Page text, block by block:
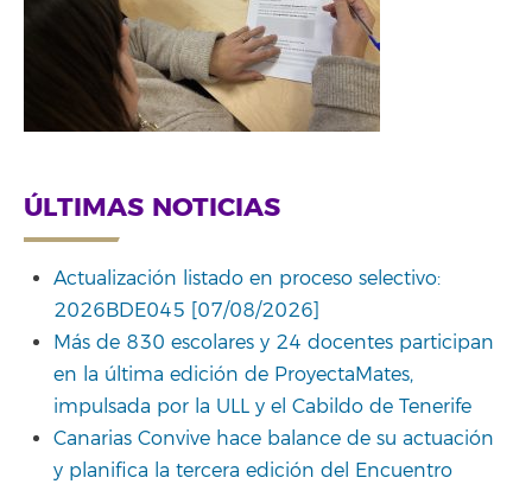
ÚLTIMAS NOTICIAS
Actualización listado en proceso selectivo:
2026BDE045 [07/08/2026]
Más de 830 escolares y 24 docentes participan
en la última edición de ProyectaMates,
impulsada por la ULL y el Cabildo de Tenerife
Canarias Convive hace balance de su actuación
y planifica la tercera edición del Encuentro